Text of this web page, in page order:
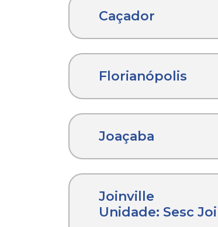
Caçador
Florianópolis
Joaçaba
Joinville
Unidade: Sesc